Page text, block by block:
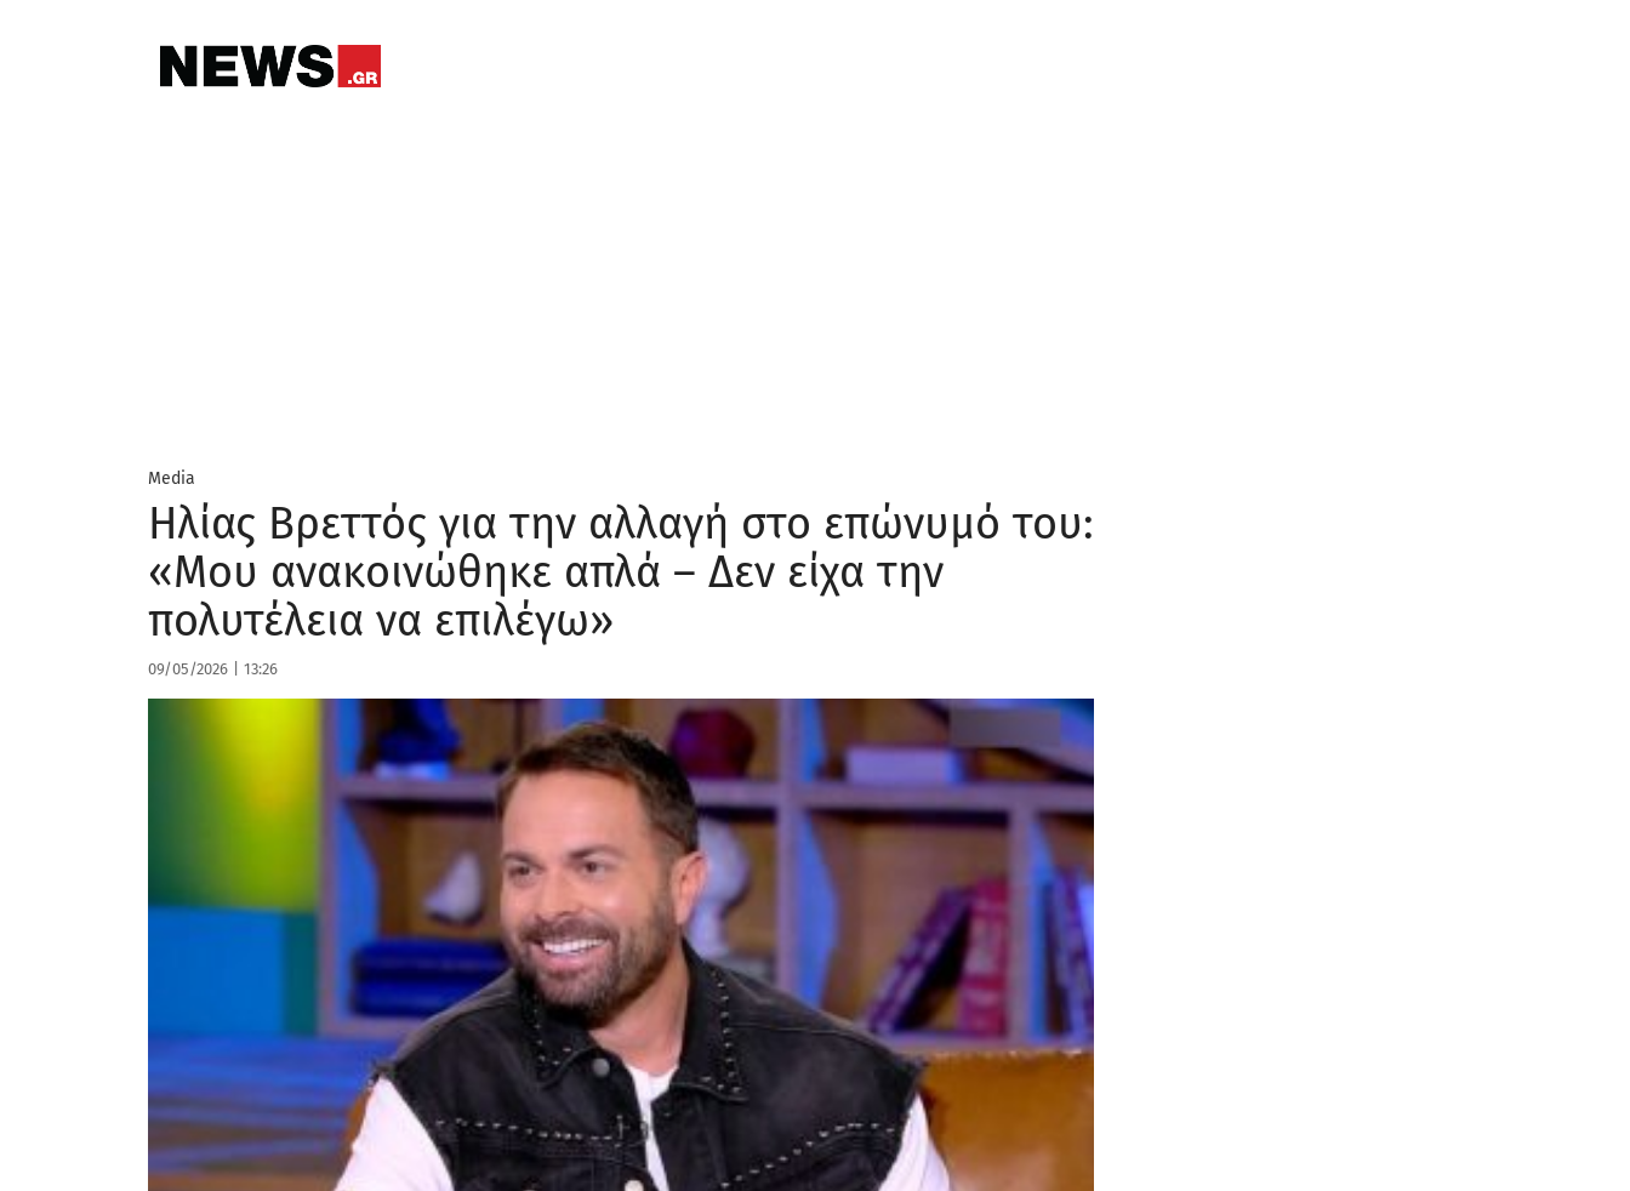
Media
Ηλίας Βρεττός για την αλλαγή στο επώνυμό του:
«Μου ανακοινώθηκε απλά – Δεν είχα την
πολυτέλεια να επιλέγω»
09/05/2026 13:26